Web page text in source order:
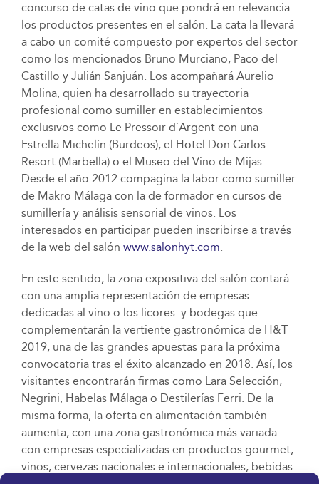
concurso de catas de vino que pondrá en relevancia
los productos presentes en el salón. La cata la llevará
a cabo un comité compuesto por expertos del sector
como los mencionados Bruno Murciano, Paco del
Castillo y Julián Sanjuán. Los acompañará Aurelio
Molina, quien ha desarrollado su trayectoria
profesional como sumiller en establecimientos
exclusivos como Le Pressoir d´Argent con una
Estrella Michelín (Burdeos), el Hotel Don Carlos
Resort (Marbella) o el Museo del Vino de Mijas.
Desde el año 2012 compagina la labor como sumiller
de Makro Málaga con la de formador en cursos de
sumillería y análisis sensorial de vinos. Los
interesados en participar pueden inscribirse a través
de la web del salón www.salonhyt.com.
En este sentido, la zona expositiva del salón contará
con una amplia representación de empresas
dedicadas al vino o los licores y bodegas que
complementarán la vertiente gastronómica de H&T
2019, una de las grandes apuestas para la próxima
convocatoria tras el éxito alcanzado en 2018. Así, los
visitantes encontrarán firmas como Lara Selección,
Negrini, Habelas Málaga o Destilerías Ferri. De la
misma forma, la oferta en alimentación también
aumenta, con una zona gastronómica más variada
con empresas especializadas en productos gourmet,
vinos, cervezas nacionales e internacionales, bebidas